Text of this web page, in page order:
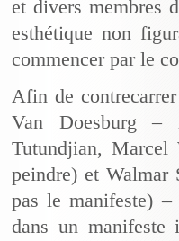
et divers membres
esthétique non
commencer par le
Afin de
Van Doesburg –
Tutundjian, Marcel
peindre) et Walmar
pas le manifeste) –
dans un